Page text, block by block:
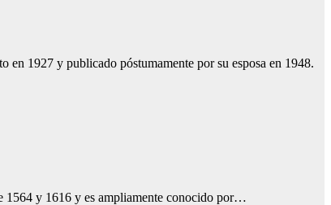
en 1927 y publicado póstumamente por su esposa en 1948.
1564 y 1616 y es ampliamente conocido por…